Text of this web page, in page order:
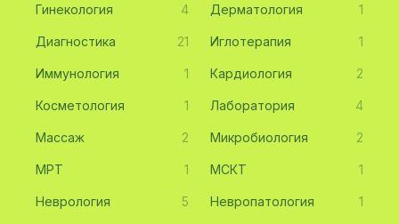
Гинекология 4 Дерматология 1
Диагностика 21 Иглотерапия 1
Иммунология 1 Кардиология 2
Косметология 1 Лаборатория 4
Массаж 2 Микробиология 2
МРТ 1 МСКТ 1
Неврология 5 Невропатология 1